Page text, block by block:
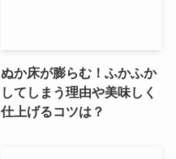
ぬか床が膨らむ！ふかふか
してしまう理由や美味しく
仕上げるコツは？